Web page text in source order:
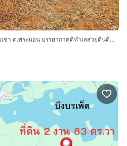
ที่ดินเมืองนครสวรรค์ ติดภูเขา ขายเช่า ต.พระนอน บรรยากาศดีทำเลสวยดินดีสมบูรณ์ ้หมาะลงทุนซื้อเก็บไว้ทุกทาง